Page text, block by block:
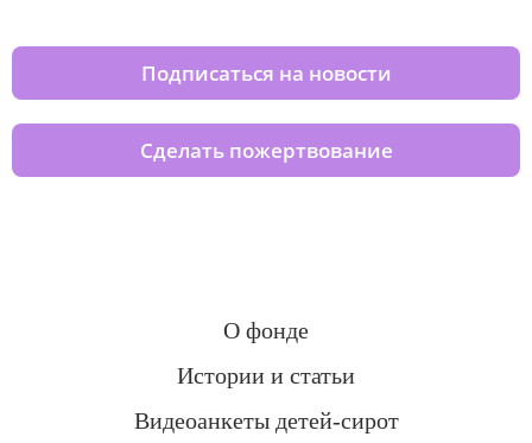
Подписаться на новости
Сделать пожертвование
О фонде
Истории и статьи
Видеоанкеты детей-сирот